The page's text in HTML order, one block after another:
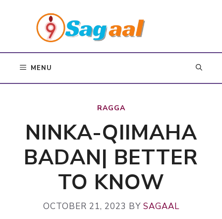
MENU
RAGGA
NINKA-QIIMAHA
BADAN| BETTER
TO KNOW
OCTOBER 21, 2023 BY SAGAAL